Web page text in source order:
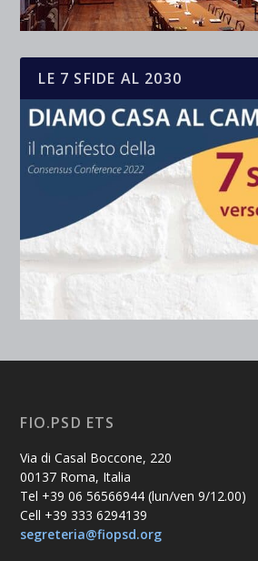
LE 7 SFIDE AL 2030
FIO.PSD ETS
Via di Casal Boccone, 220
00137 Roma, Italia
Tel +39 06 56566944 (lun/ven 9/12.00)
Cell +39 333 6294139
segreteria@fiopsd.org